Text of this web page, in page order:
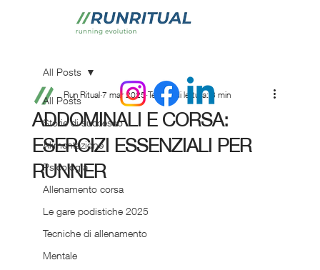
All Posts
Storie di successo
Alimentazione
Psicologia
Allenamento corsa
Le gare podistiche 2025
Tecniche di allenamento
Mentale
All Posts
ADDOMINALI E CORSA:
ESERCIZI ESSENZIALI PER
RUNNER
Run Ritual 7 mar 2025 Tempo di lettura: 3 min